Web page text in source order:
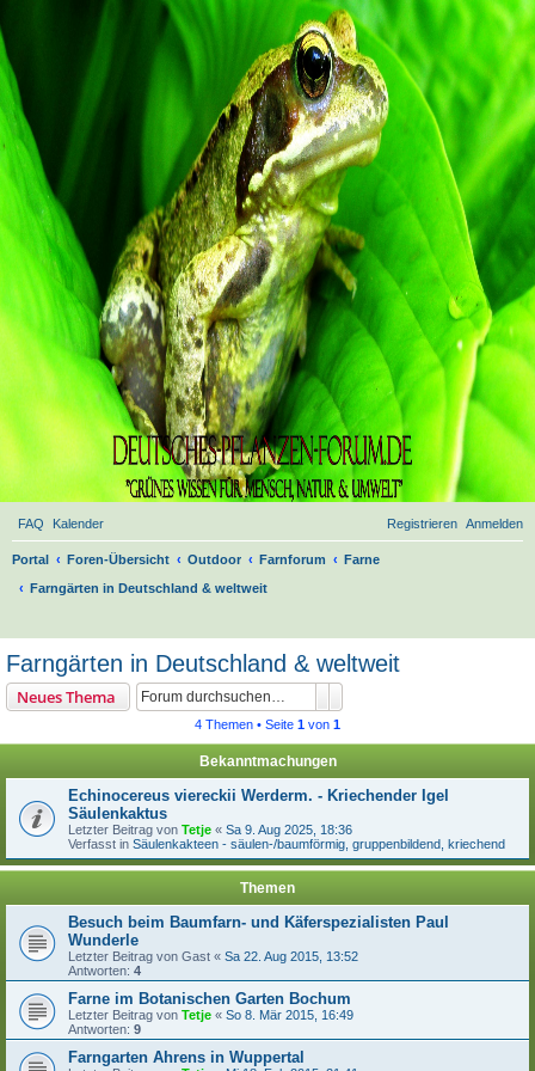
FAQ Kalender Anmelden
Registrieren
Portal Foren-Übersicht Outdoor Farnforum
Farne
Farngärten in Deutschland & weltweit
Farngärten in Deutschland & weltweit
Neues Thema
4 Themen • Seite 1 von 1
Bekanntmachungen
Echinocereus viereckii Werderm. - Kriechender Igel
Säulenkaktus
Letzter Beitrag von Tetje « Sa 9. Aug 2025, 18:36
Verfasst in Säulenkakteen - säulen-/baumförmig, gruppenbildend, kriechend
Themen
Besuch beim Baumfarn- und Käferspezialisten Paul
Wunderle
Letzter Beitrag von Gast « Sa 22. Aug 2015, 13:52
Antworten: 4
Farne im Botanischen Garten Bochum
Letzter Beitrag von Tetje « So 8. Mär 2015, 16:49
Antworten: 9
Farngarten Ahrens in Wuppertal